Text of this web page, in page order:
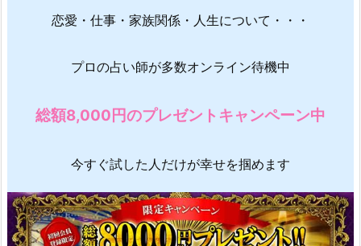
恋愛・仕事・家族関係・人生について・・・
プロの占い師が多数オンライン待機中
総額8,000円のプレゼントキャンペーン中
今すぐ試した人だけが幸せを掴めます